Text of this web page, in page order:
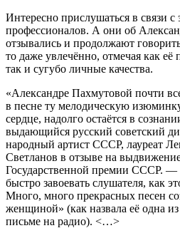
Интересно прислушаться в связи
профессионалов. А они об
отзывались и продолжают
то даже увлечённо, отмечая как её
так и сугубо личные качества.
«Александре Пахмутовой почти
в песне ту мелодическую
сердце, надолго остаётся в
выдающийся русский советский
народный артист СССР, лауреат
Светланов в отзыве на
Государственной премии СССР. —
быстро завоевать слушателя, как
Много, много прекрасных песен
женщиной» (как назвала её одна
письме на радио). <…>